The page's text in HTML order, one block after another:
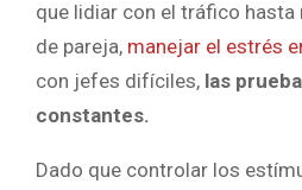
que lidiar con el tráfico
de pareja, manejar el estrés
con jefes difíciles, las
constantes.
Dado que controlar los